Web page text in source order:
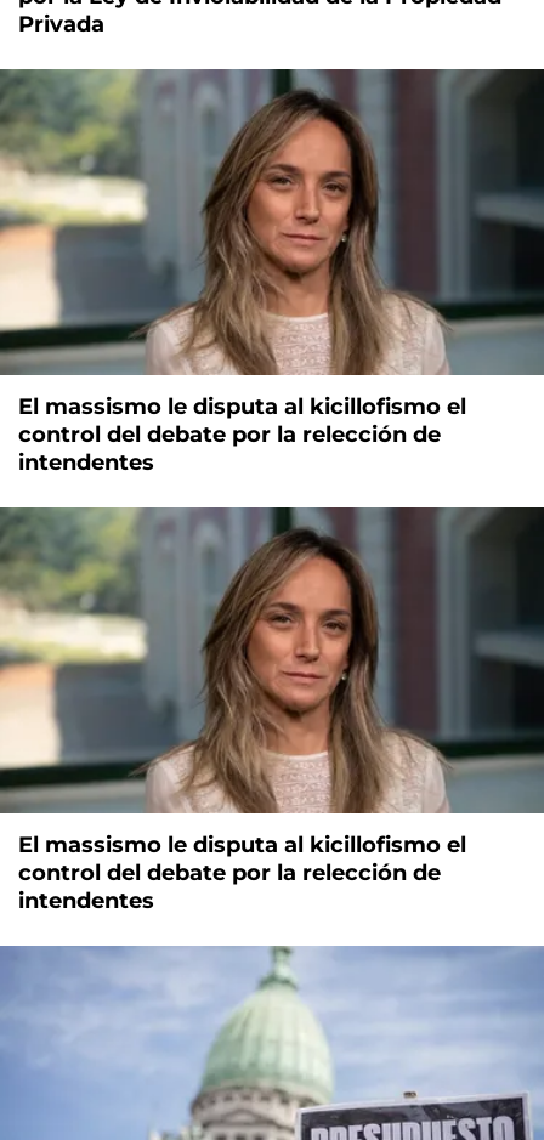
Privada
El massismo le disputa al kicillofismo el
control del debate por la relección de
intendentes
El massismo le disputa al kicillofismo el
control del debate por la relección de
intendentes